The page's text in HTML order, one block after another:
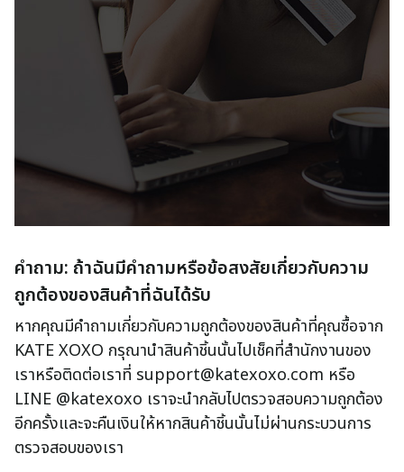
คำถาม: ถ้าฉันมีคำถามหรือข้อสงสัยเกี่ยวกับความ
ถูกต้องของสินค้าที่ฉันได้รับ
หากคุณมีคำถามเกี่ยวกับความถูกต้องของสินค้าที่คุณซื้อจาก
KATE XOXO กรุณานำสินค้าชิ้นนั้นไปเช็คที่สำนักงานของ
เราหรือติดต่อเราที่ support@katexoxo.com หรือ
LINE @katexoxo เราจะนำกลับไปตรวจสอบความถูกต้อง
อีกครั้งและจะคืนเงินให้หากสินค้าชิ้นนั้นไม่ผ่านกระบวนการ
ตรวจสอบของเรา